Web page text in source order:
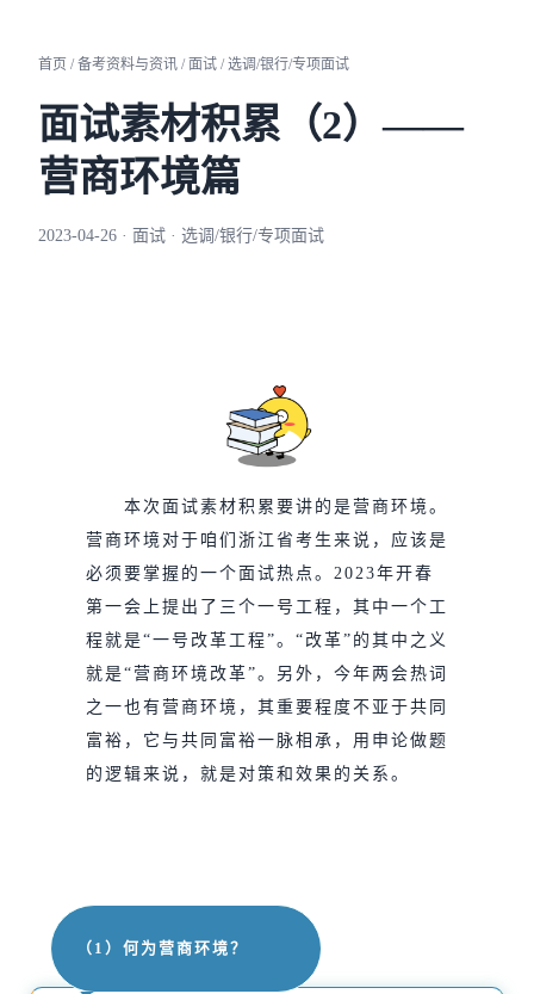
首页 / 备考资料与资讯 / 面试 / 选调/银行/专项面试
面试素材积累（2）——
营商环境篇
2023-04-26 · 面试 · 选调/银行/专项面试
本次面试素材积累要讲的是营商环境。
营商环境对于咱们浙江省考生来说，应该是
必须要掌握的一个面试热点。2023年开春
第一会上提出了三个一号工程，其中一个工
程就是“一号改革工程”。“改革”的其中之义
就是“营商环境改革”。另外，今年两会热词
之一也有营商环境，其重要程度不亚于共同
富裕，它与共同富裕一脉相承，用申论做题
的逻辑来说，就是对策和效果的关系。
（1）何为营商环境？